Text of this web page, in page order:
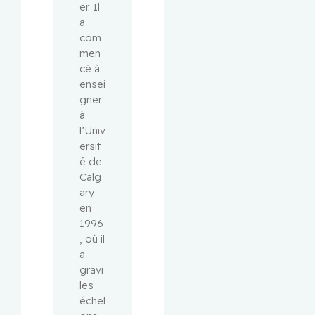
er. Il
a
com
men
cé à
ensei
gner
à
l’Univ
ersit
é de
Calg
ary
en
1996
, où il
a
gravi
les
échel